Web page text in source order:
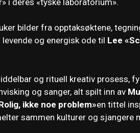
bilder fra opptaksøktene,
og energisk ode til Lee
og rituell kreativ prosess,
og sanger, alt spilt inn av
ikke noe problem»en tittel
sammen kulturer og sjangere